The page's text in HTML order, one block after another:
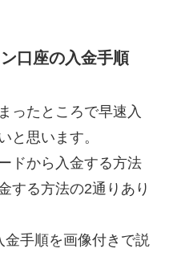
口座の入金手順
ったところで早速入
と思います。
ドから入金する方法
する方法の2通りあり
手順を画像付きで説